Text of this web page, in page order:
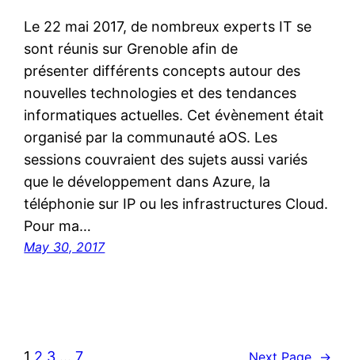
Le 22 mai 2017, de nombreux experts IT se
sont réunis sur Grenoble afin de
présenter différents concepts autour des
nouvelles technologies et des tendances
informatiques actuelles. Cet évènement était
organisé par la communauté aOS. Les
sessions couvraient des sujets aussi variés
que le développement dans Azure, la
téléphonie sur IP ou les infrastructures Cloud.
Pour ma…
May 30, 2017
Next Page →